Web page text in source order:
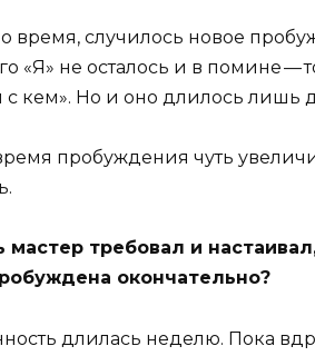
время, случилось новое
«Я» не осталось и в помине —
с кем». Но и оно длилось лишь
пробуждения чуть
мастер требовал и
окончательно?
длилась неделю. Пока